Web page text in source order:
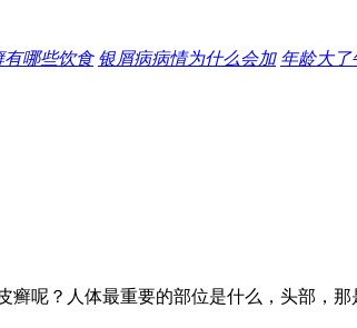
有哪些饮食 银屑病病情为什么会加 年龄大了
癣呢？人体最重要的部位是什么，头部，